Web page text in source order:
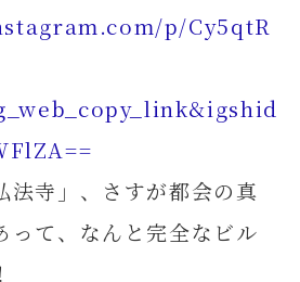
p/Cy5qtR
法寺」、さすが都会の真
って、なんと完全なビル